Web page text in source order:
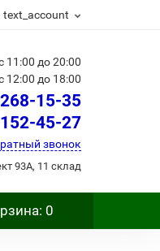
text_account
11:00 до 20:00
12:00 до 18:00
268-15-35
152-45-27
звонок
93А, 11 склад
: 0